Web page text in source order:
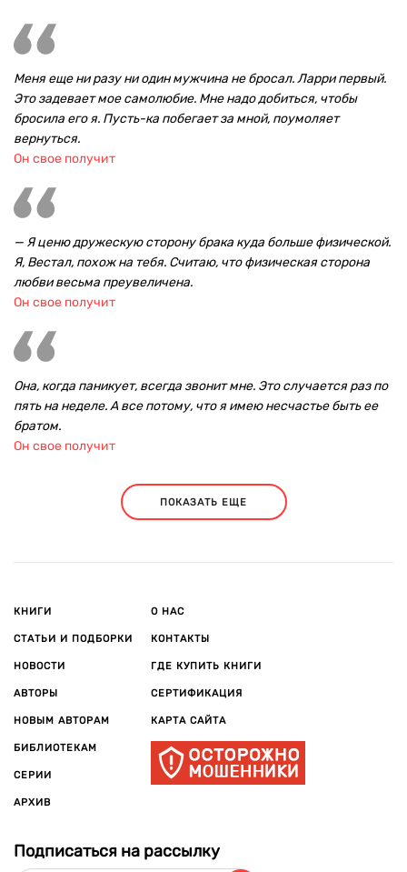
Меня еще ни разу ни один мужчина не бросал. Ларри первый.
Это задевает мое самолюбие. Мне надо добиться, чтобы
бросила его я. Пусть-ка побегает за мной, поумоляет
вернуться.
Он свое получит
— Я ценю дружескую сторону брака куда больше физической.
Я, Вестал, похож на тебя. Считаю, что физическая сторона
любви весьма преувеличена.
Он свое получит
Она, когда паникует, всегда звонит мне. Это случается раз по
пять на неделе. А все потому, что я имею несчастье быть ее
братом.
Он свое получит
ПОКАЗАТЬ ЕЩЕ
КНИГИ
СТАТЬИ И ПОДБОРКИ
НОВОСТИ
АВТОРЫ
НОВЫМ АВТОРАМ
БИБЛИОТЕКАМ
СЕРИИ
АРХИВ
О НАС
КОНТАКТЫ
ГДЕ КУПИТЬ КНИГИ
СЕРТИФИКАЦИЯ
КАРТА САЙТА
Подписаться на рассылку